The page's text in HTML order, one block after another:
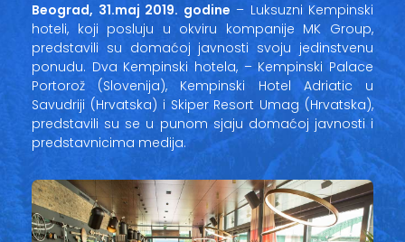
Beograd, 31.maj 2019. godine – Luksuzni Kempinski
hoteli, koji posluju u okviru kompanije MK Group,
predstavili su domaćoj javnosti svoju jedinstvenu
ponudu. Dva Kempinski hotela, – Kempinski Palace
Portorož (Slovenija), Kempinski Hotel Adriatic u
Savudriji (Hrvatska) i Skiper Resort Umag (Hrvatska),
predstavili su se u punom sjaju domaćoj javnosti i
predstavnicima medija.